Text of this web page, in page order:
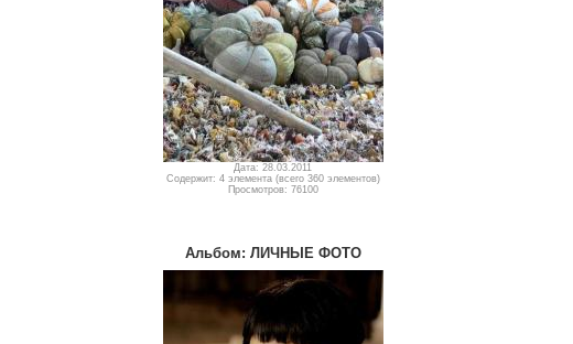
Дата: 28.03.2011
Содержит: 4 элемента (всего 360 элементов)
Просмотров: 76100
Альбом: ЛИЧНЫЕ ФОТО